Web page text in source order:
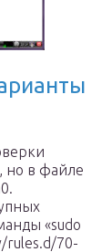
но в файле
«sudo
rules.d/70-